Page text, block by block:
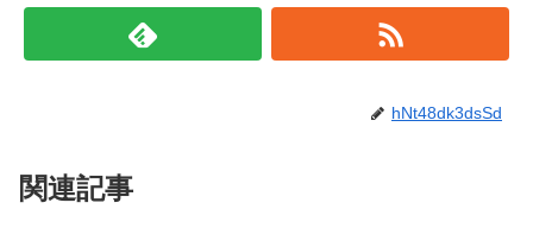
hNt48dk3dsSd
関連記事